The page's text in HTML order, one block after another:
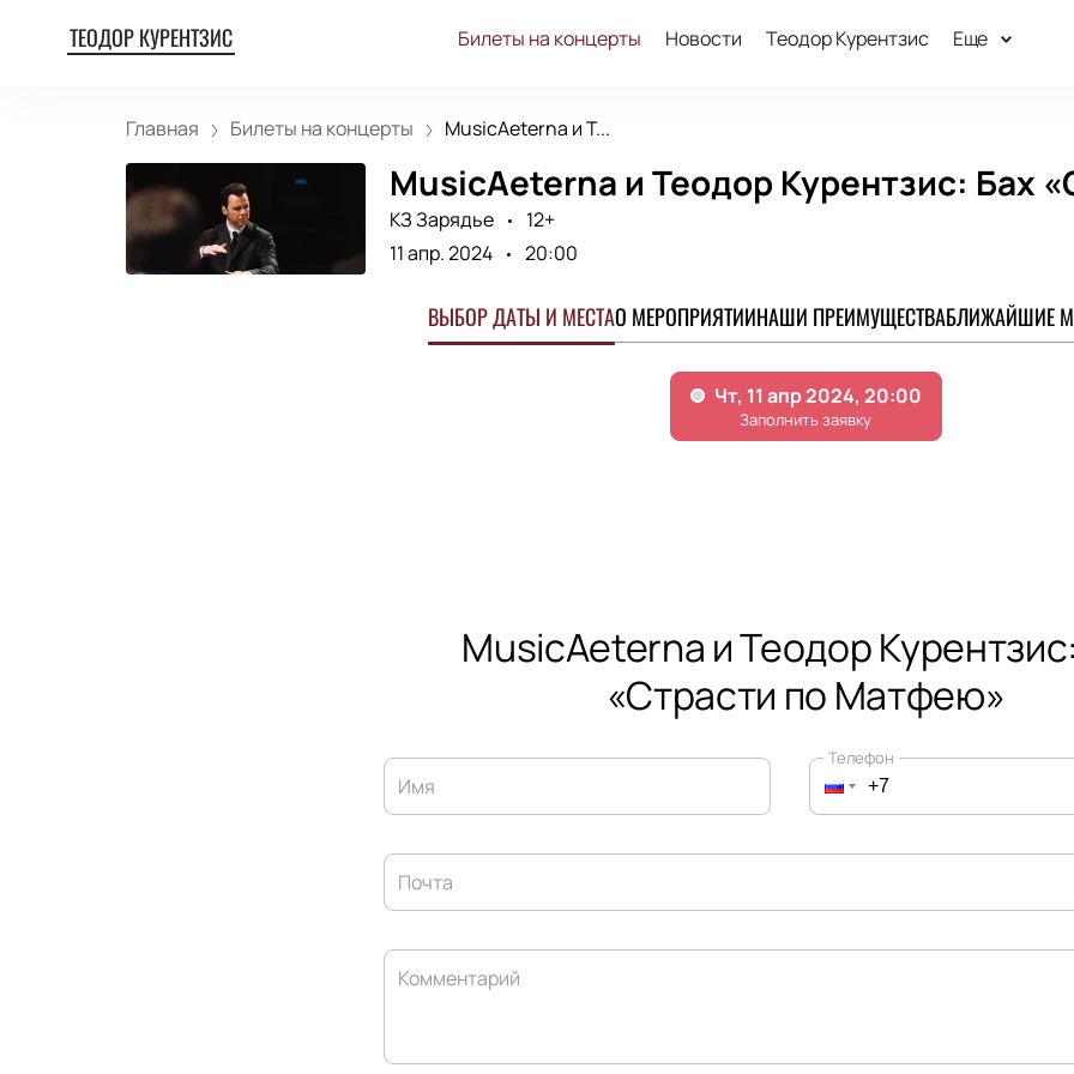
ТЕОДОР КУРЕНТЗИС Билеты на концерты Новости Теодор Курентзис Еще
Главная Билеты на концерты MusicAeterna и Т...
MusicAeterna и Теодор Курентзис: Бах
КЗ Зарядье
12+
11 апр. 2024
20:00
ВЫБОР ДАТЫ И МЕСТАО МЕРОПРИЯТИИНАШИ ПРЕИМУЩЕСТВАБЛИЖАЙШИЕ
MusicAeterna и Теодор
«Страсти по Матфею»
Имя
Телефон
Почта
Комментарий